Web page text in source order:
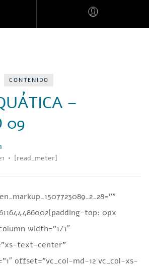
CONTENIDO
–
09
[read_meter]
top: 0px
width=”1/1″
text-center”
offset=”vc_col-md-12 vc_col-xs-